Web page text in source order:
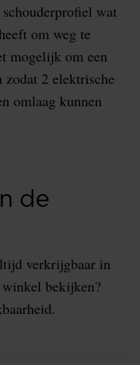
wat
om weg te
mogelijk om een
2 elektrische
omlaag kunnen
de
verkrijgbaar in
bekijken?